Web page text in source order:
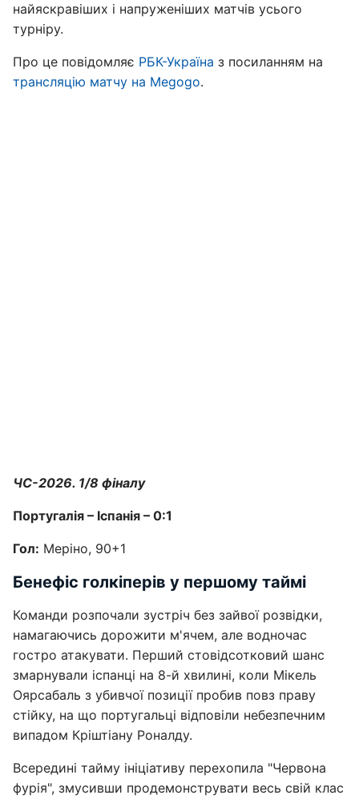
найяскравіших і напруженіших матчів усього
турніру.
Про це повідомляє РБК-Україна з посиланням на
трансляцію матчу на Megogo.
ЧС-2026. 1/8 фіналу
Португалія – Іспанія – 0:1
Гол: Меріно, 90+1
Бенефіс голкіперів у першому таймі
Команди розпочали зустріч без зайвої розвідки,
намагаючись дорожити м'ячем, але водночас
гостро атакувати. Перший стовідсотковий шанс
змарнували іспанці на 8-й хвилині, коли Мікель
Оярсабаль з убивчої позиції пробив повз праву
стійку, на що португальці відповіли небезпечним
випадом Кріштіану Роналду.
Всередині тайму ініціативу перехопила "Червона
фурія", змусивши продемонструвати весь свій клас